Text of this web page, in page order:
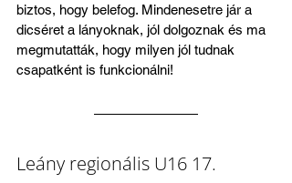
biztos, hogy belefog. Mindenesetre jár a
dicséret a lányoknak, jól dolgoznak és ma
megmutatták, hogy milyen jól tudnak
csapatként is funkcionálni!
Leány regionális U16 17.